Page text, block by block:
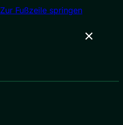
Zur Fußzeile springen